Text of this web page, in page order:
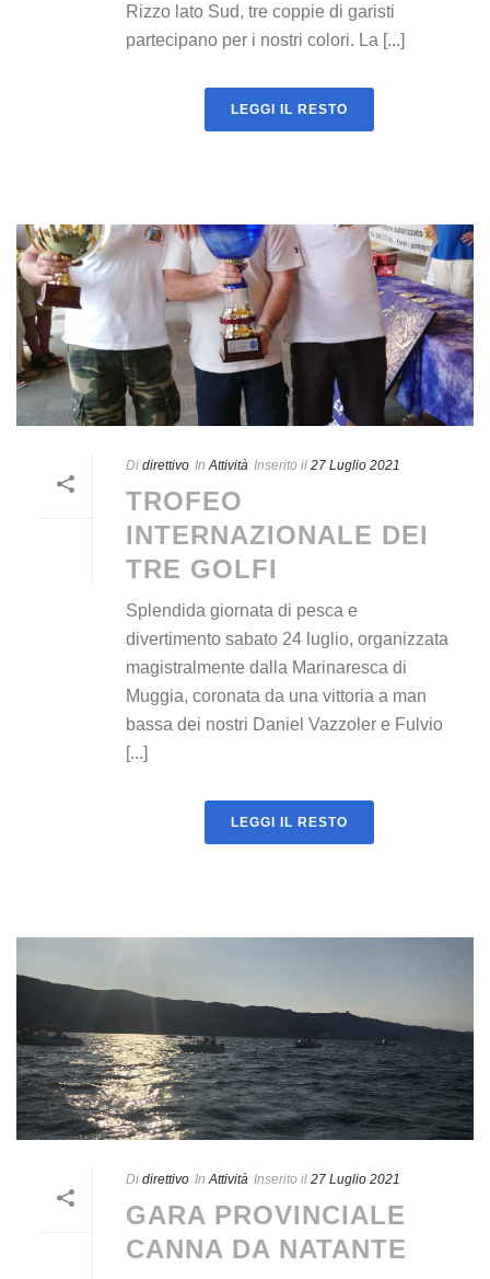
Rizzo lato Sud, tre coppie di garisti
partecipano per i nostri colori. La [...]
LEGGI IL RESTO
Di direttivo In Attività Inserito il 27 Luglio 2021
TROFEO
INTERNAZIONALE DEI
TRE GOLFI
Splendida giornata di pesca e
divertimento sabato 24 luglio, organizzata
magistralmente dalla Marinaresca di
Muggia, coronata da una vittoria a man
bassa dei nostri Daniel Vazzoler e Fulvio
[...]
LEGGI IL RESTO
Di direttivo In Attività Inserito il 27 Luglio 2021
GARA PROVINCIALE
CANNA DA NATANTE